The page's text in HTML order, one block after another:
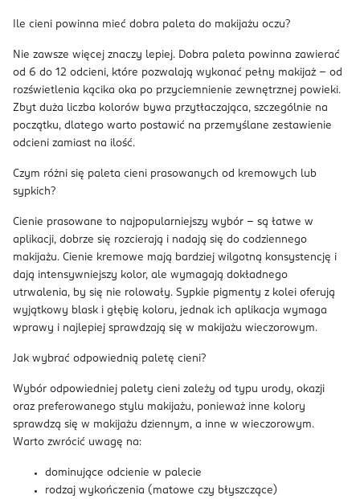
Ile cieni powinna mieć dobra paleta do makijażu oczu?
Nie zawsze więcej znaczy lepiej. Dobra paleta powinna zawierać
od 6 do 12 odcieni, które pozwalają wykonać pełny makijaż – od
rozświetlenia kącika oka po przyciemnienie zewnętrznej powieki.
Zbyt duża liczba kolorów bywa przytłaczająca, szczególnie na
początku, dlatego warto postawić na przemyślane zestawienie
odcieni zamiast na ilość.
Czym różni się paleta cieni prasowanych od kremowych lub
sypkich?
Cienie prasowane to najpopularniejszy wybór – są łatwe w
aplikacji, dobrze się rozcierają i nadają się do codziennego
makijażu. Cienie kremowe mają bardziej wilgotną konsystencję i
dają intensywniejszy kolor, ale wymagają dokładnego
utrwalenia, by się nie rolowały. Sypkie pigmenty z kolei oferują
wyjątkowy blask i głębię koloru, jednak ich aplikacja wymaga
wprawy i najlepiej sprawdzają się w makijażu wieczorowym.
Jak wybrać odpowiednią paletę cieni?
Wybór odpowiedniej palety cieni zależy od typu urody, okazji
oraz preferowanego stylu makijażu, ponieważ inne kolory
sprawdzą się w makijażu dziennym, a inne w wieczorowym.
Warto zwrócić uwagę na:
dominujące odcienie w palecie
rodzaj wykończenia (matowe czy błyszczące)